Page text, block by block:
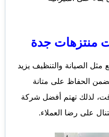
منتزهات جدة
مثل الصيانة والتنظيف يزيد
الحفاظ على متانة
لذلك تهتم أفضل شركة
على رضا العملاء.